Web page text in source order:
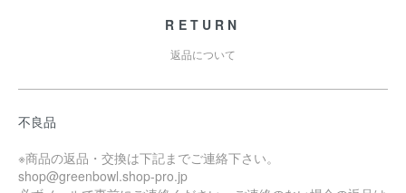
RETURN
返品について
不良品
※商品の返品・交換は下記までご連絡下さい。
shop@greenbowl.shop-pro.jp